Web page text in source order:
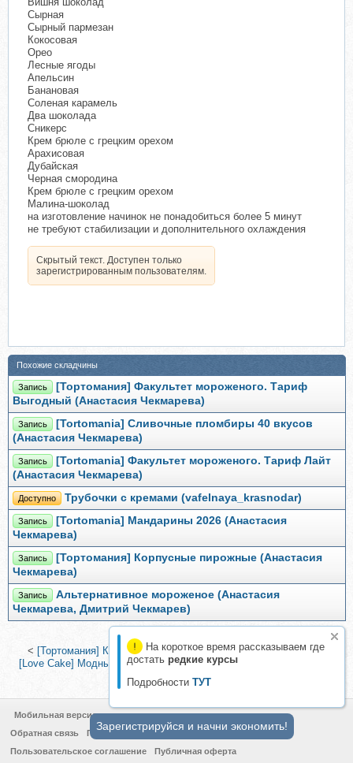
На короткое время рассказываем где
достать редкие курсы
Подробности ТУТ
Сырная
Сырный пармезан
Кокосовая
Орео
Лесные ягоды
Апельсин
Банановая
Соленая карамель
Два шоколада
Сникерс
Крем брюле с грецким орехом
Арахисовая
Дубайская
Черная смородина
Крем брюле с грецким орехом
Малина-шоколад
на изготовление начинок не понадобиться более 5 минут
не требуют стабилизации и дополнительного охлаждения
Скрытый текст. Доступен только
зарегистрированным пользователям.
Похожие складчины
Запись
[Тортомания] Факультет мороженого. Тариф
Выгодный (Анастасия Чекмарева)
Запись
[Tortomania] Сливочные пломбиры 40 вкусов
(Анастасия Чекмарева)
Запись
[Tortomania] Факультет мороженого. Тариф Лайт
(Анастасия Чекмарева)
Доступно Трубочки с кремами (vafelnaya_krasnodar)
Запись
[Tortomania] Мандарины 2026 (Анастасия
Чекмарева)
Запись
[Тортомания] Корпусные пирожные (Анастасия
Чекмарева)
Запись
Альтернативное мороженое (Анастасия
Чекмарева, Дмитрий Чекмарев)
< [Тортомания] Корпусные пирожные (Анастасия Чекмарева)|
[Love Cake] Модные Донат-кейки и Пончики. Тариф с поддержкой
куратора (Ольга Шмукста)
Мобильная версия
Обратная связь
Политика конфиденциальности
Пользовательское соглашение
Публичная оферта
Зарегистрируйся и начни экономить!